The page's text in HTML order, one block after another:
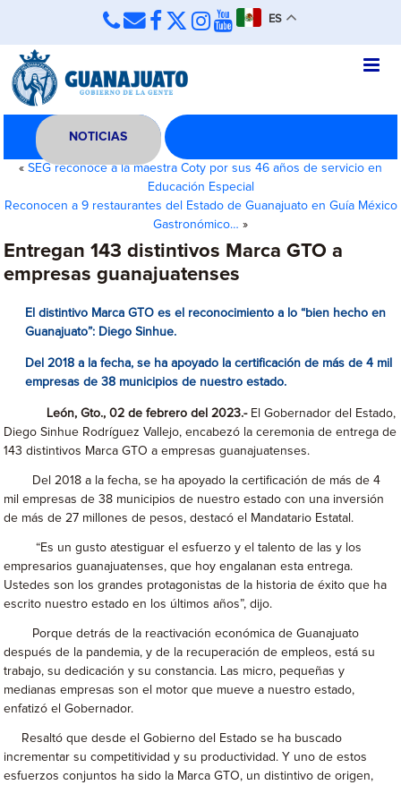
ES
NOTICIAS
« SEG reconoce a la maestra Coty por sus 46 años de servicio en
Educación Especial
Reconocen a 9 restaurantes del Estado de Guanajuato en Guía México
Gastronómico… »
Entregan 143 distintivos Marca GTO a
empresas guanajuatenses
El distintivo Marca GTO es el reconocimiento a lo “bien hecho en
Guanajuato”: Diego Sinhue.
Del 2018 a la fecha, se ha apoyado la certificación de más de 4 mil
empresas de 38 municipios de nuestro estado.
León, Gto., 02 de febrero del 2023.-El Gobernador del Estado,
Diego Sinhue Rodríguez Vallejo, encabezó la ceremonia de entrega de
143 distintivos Marca GTO a empresas guanajuatenses.
Del 2018 a la fecha, se ha apoyado la certificación de más de 4
mil empresas de 38 municipios de nuestro estado con una inversión
de más de 27 millones de pesos, destacó el Mandatario Estatal.
“Es un gusto atestiguar el esfuerzo y el talento de las y los
empresarios guanajuatenses, que hoy engalanan esta entrega.
Ustedes son los grandes protagonistas de la historia de éxito que ha
escrito nuestro estado en los últimos años”, dijo.
Porque detrás de la reactivación económica de Guanajuato
después de la pandemia, y de la recuperación de empleos, está su
trabajo, su dedicación y su constancia. Las micro, pequeñas y
medianas empresas son el motor que mueve a nuestro estado,
enfatizó el Gobernador.
Resaltó que desde el Gobierno del Estado se ha buscado
incrementar su competitividad y su productividad. Y uno de estos
esfuerzos conjuntos ha sido la Marca GTO, un distintivo de origen,